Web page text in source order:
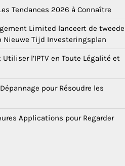
Tendances 2026 à Connaître
Limited lanceert de tweede
Nieuwe Tijd Investeringsplan
Utiliser l’IPTV en Toute Légalité et
pour Résoudre les
Applications pour Regarder